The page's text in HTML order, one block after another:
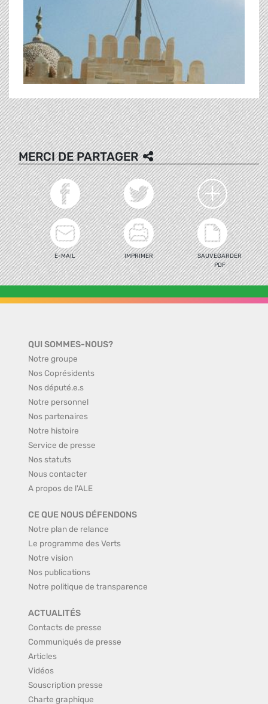
MERCI DE PARTAGER
E-MAIL IMPRIMER
SAUVEGARDER
PDF
QUI SOMMES-NOUS?
Notre groupe
Nos Coprésidents
Nos député.e.s
Notre personnel
Nos partenaires
Notre histoire
Service de presse
Nos statuts
Nous contacter
A propos de l'ALE
CE QUE NOUS DÉFENDONS
Notre plan de relance
Le programme des Verts
Notre vision
Nos publications
Notre politique de transparence
ACTUALITÉS
Contacts de presse
Communiqués de presse
Articles
Vidéos
Souscription presse
Charte graphique